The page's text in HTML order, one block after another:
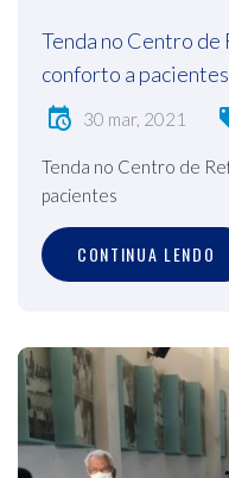
Tenda no Centro
conforto a pacientes
30 mar, 2021
Tenda no Centro de
pacientes
CONTINUA LENDO